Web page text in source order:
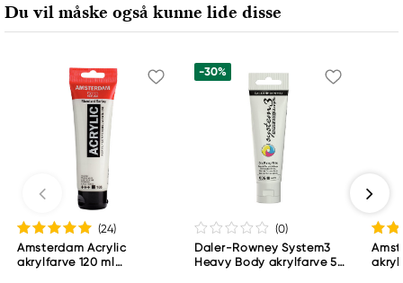
7311 PD Apeldoorn, Netherlands
info@royaltalens.com
Du vil måske også kunne lide disse
(24)
Amsterdam Acrylic
akrylfarve 120 ml
-30%
(0)
Daler-Rowney System3
Heavy Body akrylfarve 59